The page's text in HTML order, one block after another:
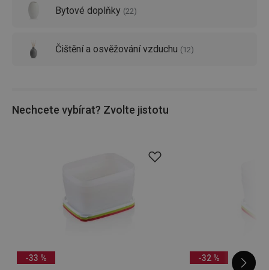
Bytové doplňky (22)
Čištění a osvěžování vzduchu (12)
Nechcete vybírat? Zvolte jistotu
-33 % -32 %